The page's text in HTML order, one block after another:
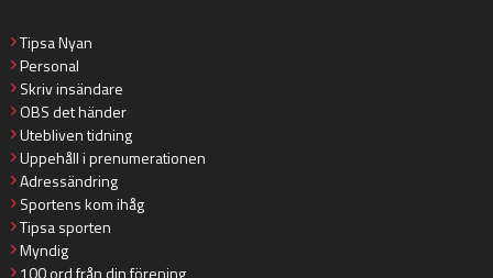
Tipsa Nyan
Personal
Skriv insändare
OBS det händer
Utebliven tidning
Uppehåll i prenumerationen
Adressändring
Sportens kom ihåg
Tipsa sporten
Myndig
100 ord från din förening